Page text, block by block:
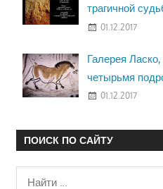
трагичной
01.12.2017
Галерея
четырьмя
01.12.2017
ПОИСК ПО САЙТУ